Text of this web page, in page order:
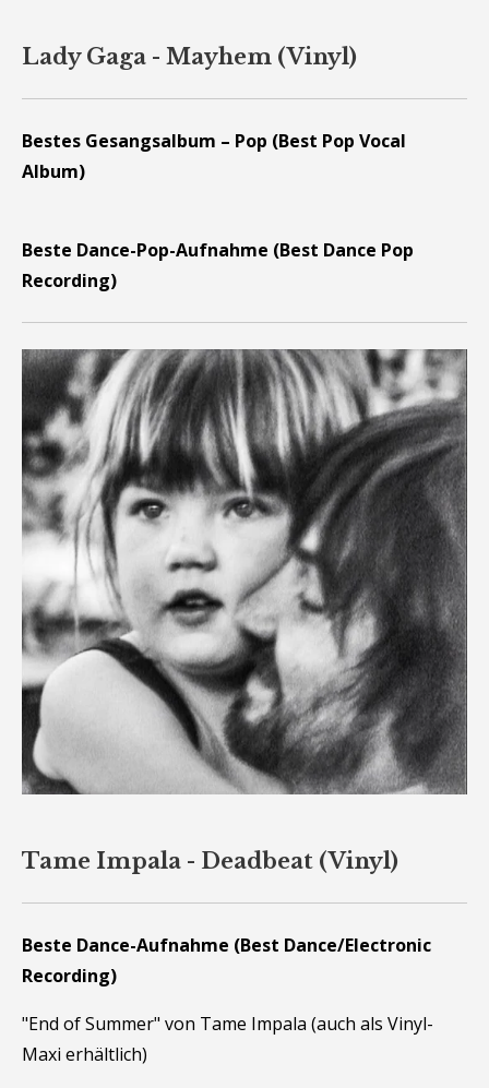
Lady Gaga - Mayhem (Vinyl)
Bestes Gesangsalbum – Pop (Best Pop Vocal
Album)
Beste Dance-Pop-Aufnahme (Best Dance Pop
Recording)
Tame Impala - Deadbeat (Vinyl)
Beste Dance-Aufnahme (Best Dance/Electronic
Recording)
"End of Summer" von Tame Impala (auch als Vinyl-
Maxi erhältlich)